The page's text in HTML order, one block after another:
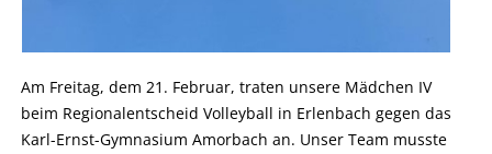
Am Freitag, dem 21. Februar, traten unsere Mädchen IV
beim Regionalentscheid Volleyball in Erlenbach gegen das
Karl-Ernst-Gymnasium Amorbach an. Unser Team musste